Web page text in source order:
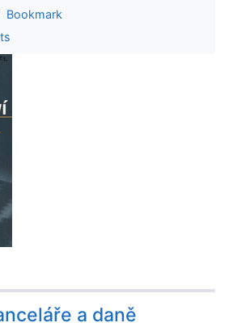
Bookmark
a daně